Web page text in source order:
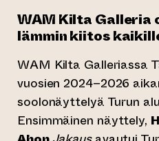
WAM Kilta Galleria
lämmin kiitos
WAM Kilta Galleriassa
vuosien 2024–2026
soolonäyttelyä Turun
Ensimmäinen näyttely,